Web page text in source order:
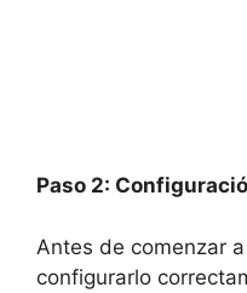
Paso 2:
Antes de comenzar
configurarlo